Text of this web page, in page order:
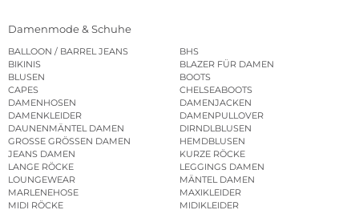
Damenmode & Schuhe
BALLOON / BARREL JEANS
BHS
BIKINIS
BLAZER FÜR DAMEN
BLUSEN
BOOTS
CAPES
CHELSEABOOTS
DAMENHOSEN
DAMENJACKEN
DAMENKLEIDER
DAMENPULLOVER
DAUNENMÄNTEL DAMEN
DIRNDLBLUSEN
GROSSE GRÖSSEN DAMEN
HEMDBLUSEN
JEANS DAMEN
KURZE RÖCKE
LANGE RÖCKE
LEGGINGS DAMEN
LOUNGEWEAR
MÄNTEL DAMEN
MARLENEHOSE
MAXIKLEIDER
MIDI RÖCKE
MIDIKLEIDER